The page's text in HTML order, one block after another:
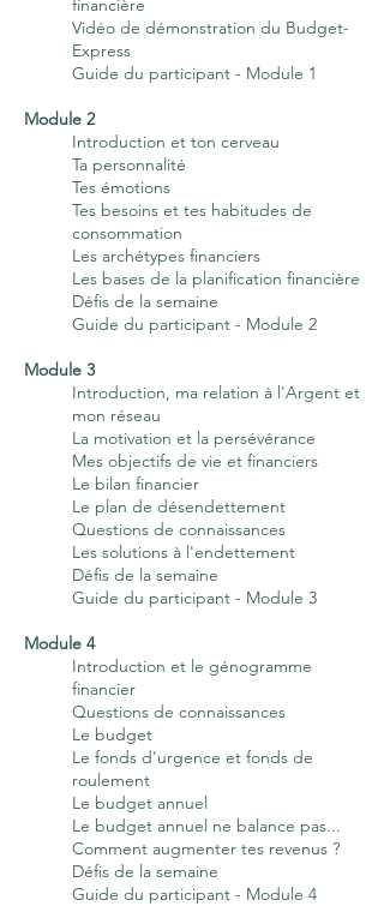
financière
Vidéo de démonstration du Budget-
Express
Guide du participant - Module 1
Module 2
Introduction et ton cerveau
Ta personnalité
Tes émotions
Tes besoins et tes habitudes de
consommation
Les archétypes financiers
Les bases de la planification financière
Défis de la semaine
Guide du participant - Module 2
Module 3
Introduction, ma relation à l'Argent et
mon réseau
La motivation et la persévérance
Mes objectifs de vie et financiers
Le bilan financier
Le plan de désendettement
Questions de connaissances
Les solutions à l'endettement
Défis de la semaine
Guide du participant - Module 3
Module 4
Introduction et le génogramme
financier
Questions de connaissances
Le budget
Le fonds d'urgence et fonds de
roulement
Le budget annuel
Le budget annuel ne balance pas...
Comment augmenter tes revenus ?
Défis de la semaine
Guide du participant - Module 4